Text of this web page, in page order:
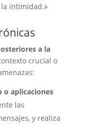
intimidad.»
a la
crucial o
o aplicaciones
las
y realiza